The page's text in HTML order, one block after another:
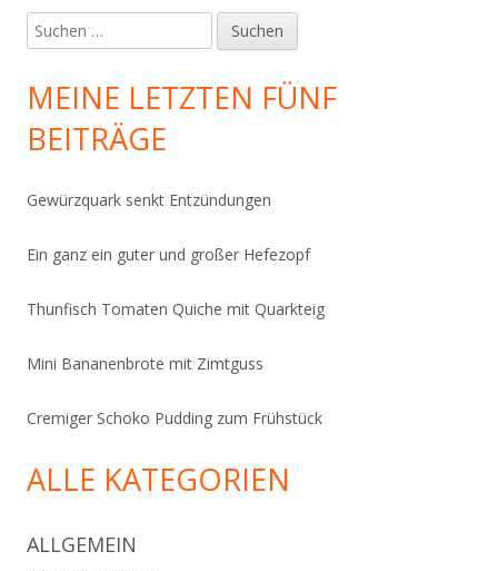
Suchen
nach:
MEINE LETZTEN FÜNF
BEITRÄGE
Gewürzquark senkt Entzündungen
Ein ganz ein guter und großer Hefezopf
Thunfisch Tomaten Quiche mit Quarkteig
Mini Bananenbrote mit Zimtguss
Cremiger Schoko Pudding zum Frühstück
ALLE KATEGORIEN
ALLGEMEIN